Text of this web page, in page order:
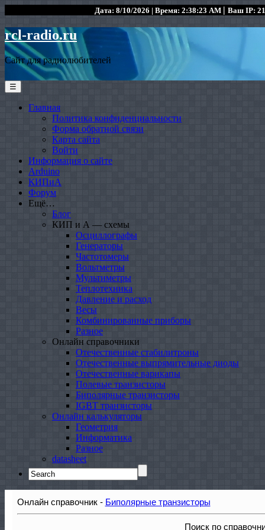
Дата: 8/10/2026 | Время: 2:38:23 AM | Ваш IP:
rcl-radio.ru
Сайт для радиолюбителей
☰
Главная
Политика конфиденциальности
Форма обратной связи
Карта сайта
Войти
Информация о сайте
Arduino
КИПиА
Форум
Ещё…
Блог
КИП и А — схемы
Осциллографы
Генераторы
Частотомеры
Вольтметры
Мультиметры
Теплотехника
Давление и расход
Весы
Комбинированные приборы
Разное
Онлайн справочники
Отечественные стабилитроны
Отечественные выпрямительные диоды
Отечественные варикапы
Полевые транзисторы
Биполярные транзисторы
IGBT транзисторы
Онлайн калькуляторы
Геометрия
Информатика
Разное
datasheet
Search
for:
Онлайн справочник - Биполярные транзисторы
Поиск по